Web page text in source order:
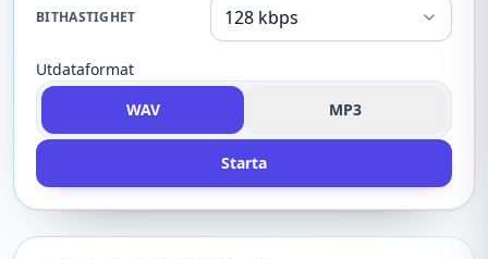
BITHASTIGHET
Utdataformat
WAV
MP3
Starta